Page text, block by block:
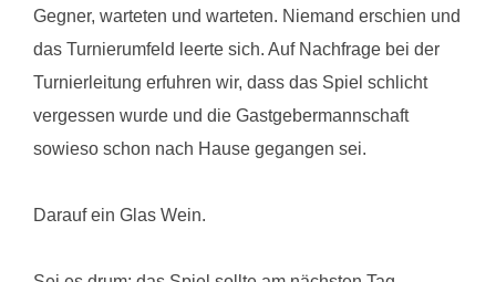
Gegner, warteten und warteten. Niemand erschien und
das Turnierumfeld leerte sich. Auf Nachfrage bei der
Turnierleitung erfuhren wir, dass das Spiel schlicht
vergessen wurde und die Gastgebermannschaft
sowieso schon nach Hause gegangen sei.
Darauf ein Glas Wein.